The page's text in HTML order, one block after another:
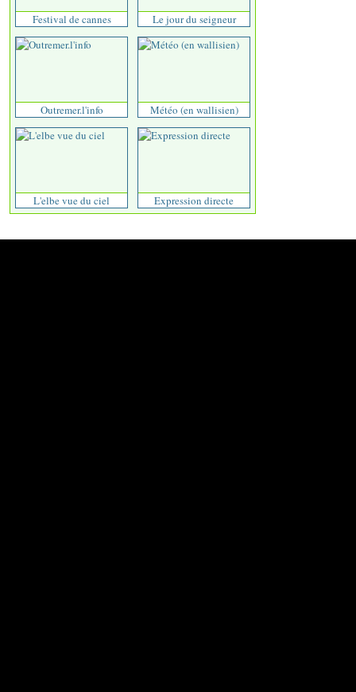
Festival de cannes Le jour du seigneur
Outremer.l'info Météo (en wallisien)
L'elbe vue du ciel Expression directe